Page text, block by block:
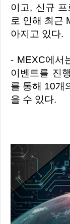
이고, 신규
로 인해 최근
아지고 있다.
- MEXC에서는 신규 가입자 유치를 위해 다양한
이벤트를 진
를 통해 10개
을 수 있다.